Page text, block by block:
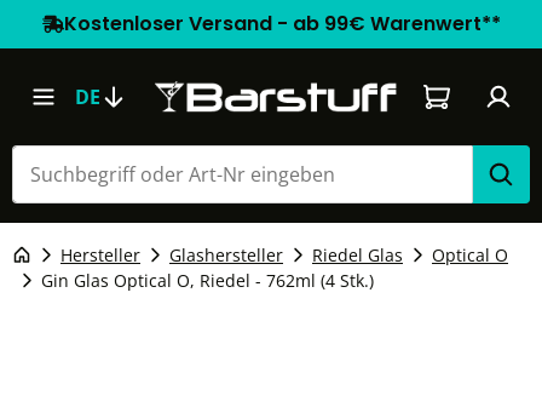
Kostenloser Versand - ab 99€ Warenwert**
DE Warenkorb
Hersteller Glashersteller Riedel Glas
Optical O
Gin Glas Optical O, Riedel - 762ml (4 Stk.)